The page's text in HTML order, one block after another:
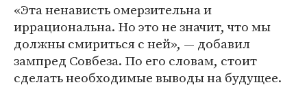
«Эта ненависть омерзительна и
иррациональна. Но это не значит, что мы
должны смириться с ней», — добавил
зампред Совбеза. По его словам, стоит
сделать необходимые выводы на будущее.